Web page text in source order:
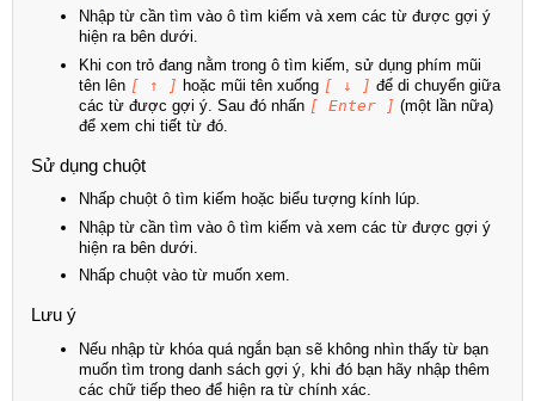
Nhập từ cần tìm vào ô tìm kiếm và xem các từ được gợi ý
hiện ra bên dưới.
Khi con trỏ đang nằm trong ô tìm kiếm, sử dụng phím mũi
tên lên [ ↑ ] hoặc mũi tên xuống [ ↓ ] để di chuyển giữa
các từ được gợi ý. Sau đó nhấn [ Enter ] (một lần nữa)
để xem chi tiết từ đó.
Sử dụng chuột
Nhấp chuột ô tìm kiếm hoặc biểu tượng kính lúp.
Nhập từ cần tìm vào ô tìm kiếm và xem các từ được gợi ý
hiện ra bên dưới.
Nhấp chuột vào từ muốn xem.
Lưu ý
Nếu nhập từ khóa quá ngắn bạn sẽ không nhìn thấy từ bạn
muốn tìm trong danh sách gợi ý, khi đó bạn hãy nhập thêm
các chữ tiếp theo để hiện ra từ chính xác.